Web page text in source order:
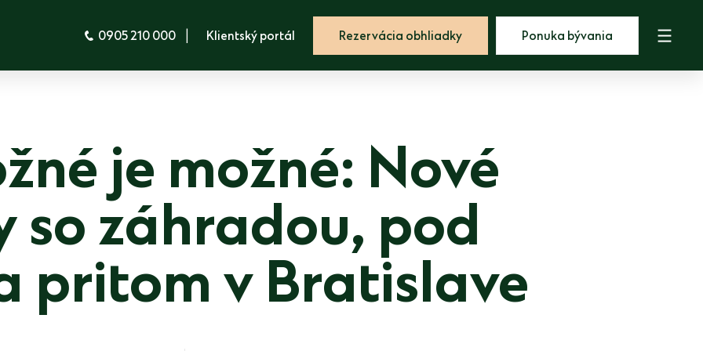
0905 210 000 Klientský portál Rezervácia obhliadky Ponuka bývania
je možné: Nové
so záhradou, pod
pritom v Bratislave